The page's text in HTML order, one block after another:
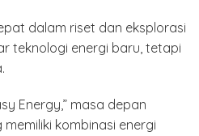
dalam riset dan eksplorasi
teknologi energi baru, tetapi
Energy,” masa depan
kombinasi energi